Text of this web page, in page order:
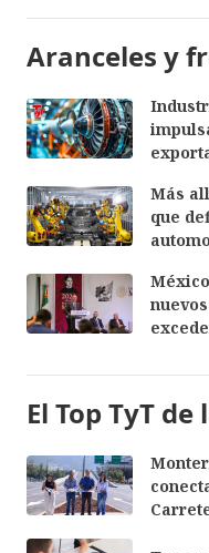
Aranceles y
Más
que
El Top TyT